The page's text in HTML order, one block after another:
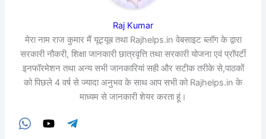
Raj Kumar
मेरा नाम राज कुमार मैं यूट्यूब तथा Rajhelps.in वेबसाइट ब्लॉग के द्वारा
सरकारी नौकरी, शिक्षा जानकारी छात्रवृत्ति तथा सरकारी योजना एवं प्रॉपर्टी
इनफॉरमेशन तथा अन्य सभी जानकारियां सही और सटीक तरीके से,पाठकों
को पिछले 4 वर्ष से ज्यादा अनुभव के साथ आप सभी को Rajhelps.in के
माध्यम से जानकारी शेयर करता हूं।